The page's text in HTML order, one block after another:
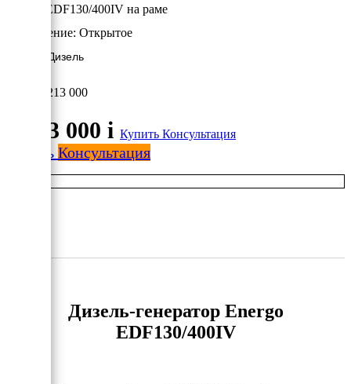
Energo EDF130/400IV на раме
Исполнение: Открытое
100 кВт/Дизель
1 213 000
1 213 000 i Купить Консультация
Купить Консультация
Дизель-генератор Energo
EDF130/400IV